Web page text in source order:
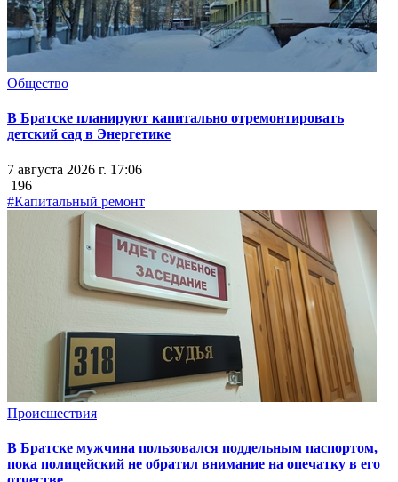
Общество
В Братске планируют капитально отремонтировать
детский сад в Энергетике
7 августа 2026 г. 17:06
196
#Капитальный ремонт
Происшествия
В Братске мужчина пользовался поддельным паспортом,
пока полицейский не обратил внимание на опечатку в его